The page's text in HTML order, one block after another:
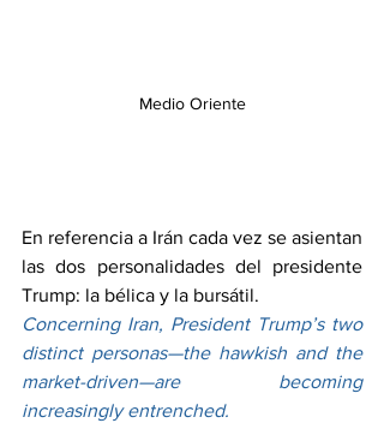
Medio Oriente
En referencia a Irán cada vez se asientan
las dos personalidades del presidente
Trump: la bélica y la bursátil.
Concerning Iran, President Trump’s two
distinct personas—the hawkish and the
market-driven—are becoming
increasingly entrenched.